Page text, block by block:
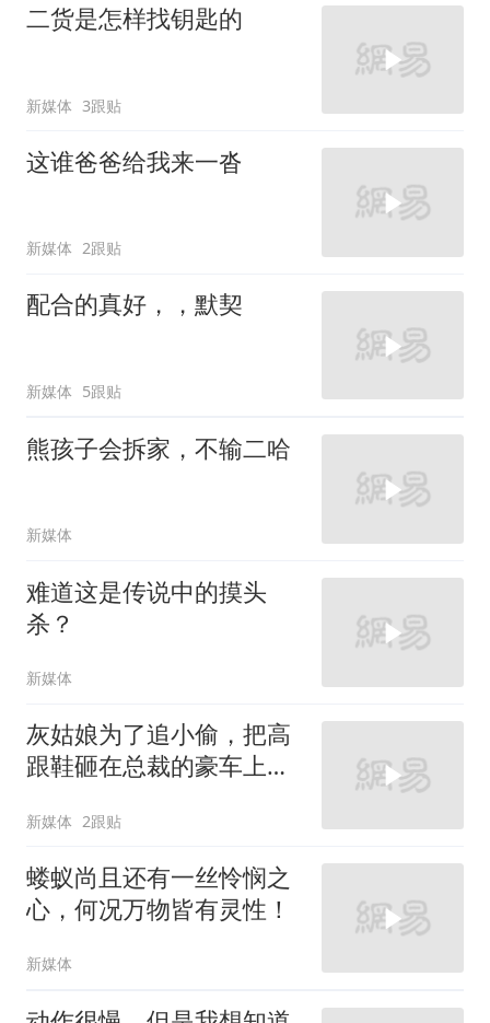
二货是怎样找钥匙的
新媒体 3跟贴
这谁爸爸给我来一沓
新媒体 2跟贴
配合的真好，，默契
新媒体 5跟贴
熊孩子会拆家，不输二哈
新媒体
难道这是传说中的摸头
杀？
新媒体
灰姑娘为了追小偷，把高
跟鞋砸在总裁的豪车上，
新媒体 2跟贴
蝼蚁尚且还有一丝怜悯之
心，何况万物皆有灵性！
新媒体